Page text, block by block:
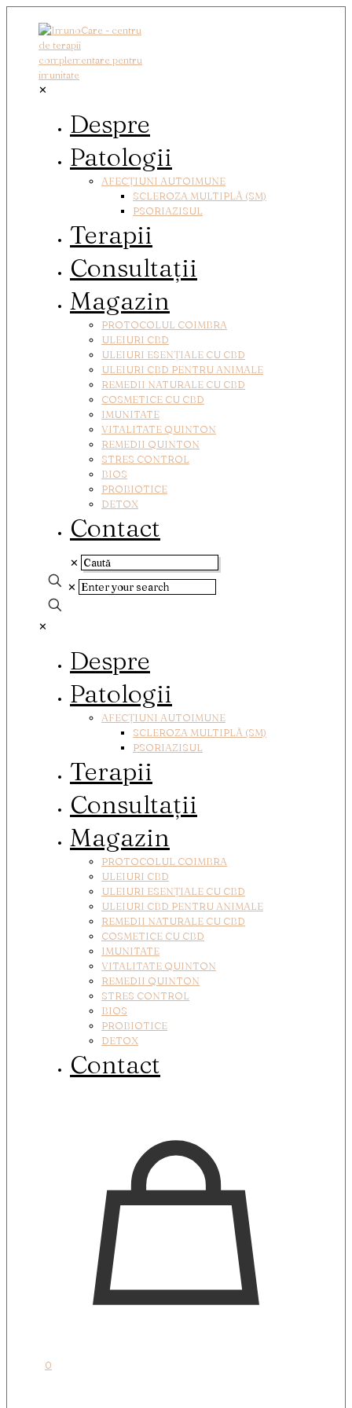
✕
Despre
Patologii
AFECȚIUNI AUTOIMUNE
SCLEROZA MULTIPLĂ (SM)
PSORIAZISUL
Terapii
Consultații
Magazin
PROTOCOLUL COIMBRA
ULEIURI CBD
ULEIURI ESENȚIALE CU CBD
ULEIURI CBD PENTRU ANIMALE
REMEDII NATURALE CU CBD
COSMETICE CU CBD
IMUNITATE
VITALITATE QUINTON
REMEDII QUINTON
STRES CONTROL
BIOS
PROBIOTICE
DETOX
Contact
✕
✕
✕
Despre
Patologii
AFECȚIUNI AUTOIMUNE
SCLEROZA MULTIPLĂ (SM)
PSORIAZISUL
Terapii
Consultații
Magazin
PROTOCOLUL COIMBRA
ULEIURI CBD
ULEIURI ESENȚIALE CU CBD
ULEIURI CBD PENTRU ANIMALE
REMEDII NATURALE CU CBD
COSMETICE CU CBD
IMUNITATE
VITALITATE QUINTON
REMEDII QUINTON
STRES CONTROL
BIOS
PROBIOTICE
DETOX
Contact
0